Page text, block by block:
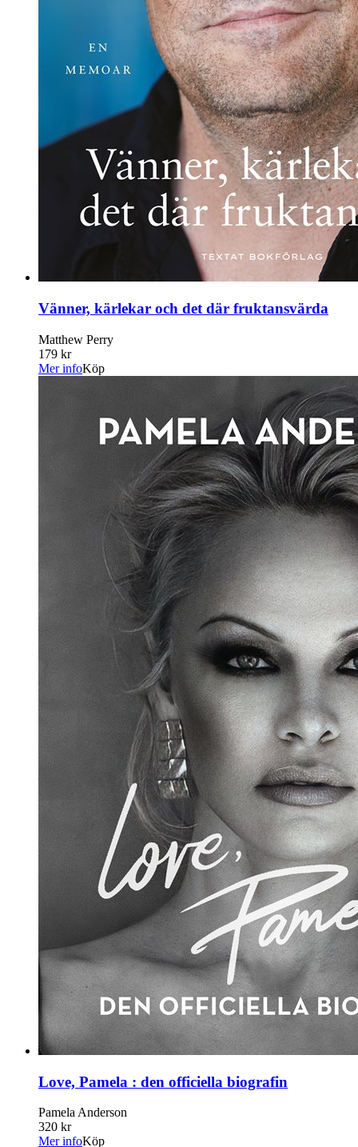
Vänner, kärlekar och det där fruktansvärda
Matthew Perry
179 kr
Mer infoKöp
Love, Pamela : den officiella biografin
Pamela Anderson
320 kr
Mer infoKöp